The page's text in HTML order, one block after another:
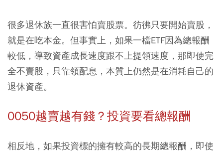
很多退休族一直很害怕賣股票。彷彿只要開始賣股，
就是在吃本金。但事實上，如果一檔ETF因為總報酬
較低，導致資產成長速度跟不上提領速度，那即使完
全不賣股，只靠領配息，本質上仍然是在消耗自己的
退休資產。
0050越賣越有錢？投資要看總報酬
相反地，如果投資標的擁有較高的長期總報酬，即使